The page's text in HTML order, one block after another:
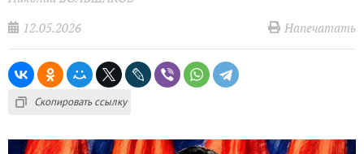
12.05.2026
Напечатать
Скопировать ссылку